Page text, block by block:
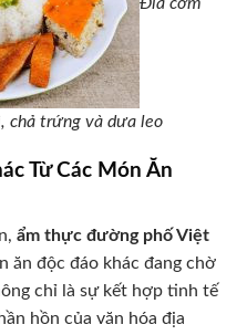
chả trứng và dưa leo
Từ Các Món Ăn
ẩm thực đường phố Việt
ăn độc đáo khác đang chờ
chỉ là sự kết hợp tinh tế
hồn của văn hóa địa